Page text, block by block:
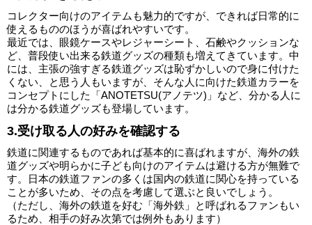
コレクター向けのアイテムも魅力的ですが、できれば日常的に
使えるもののほうが喜ばれやすいです。
最近では、眼鏡ケースやレジャーシート、石鹸やクッションな
ど、普段使い出来る鉄道グッズの種類も増えてきています。中
には、主張の強すぎる鉄道グッズは恥ずかしいので身に付けた
くない、と思う人もいますが、そんな人に向けた鉄道カラーを
コンセプトにした「ANOTETSU(アノテツ)」など、分かる人に
は分かる鉄道グッズも登場しています。
3.受け取る人の好みを確認する
鉄道に関連するものであれば基本的に喜ばれますが、海外の鉄
道グッズや明らかに子ども向けのアイテムは避ける方が無難で
す。日本の鉄道ファンの多くは国内の鉄道に関心を持っている
ことが多いため、その点を考慮して選ぶと良いでしょう。
（ただし、海外の鉄道を好む「海外鉄」と呼ばれるファンもい
るため、相手の好み次第では例外もあります）